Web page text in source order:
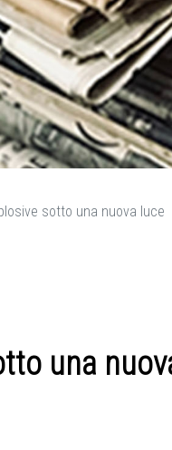
sotto una nuova luce
una